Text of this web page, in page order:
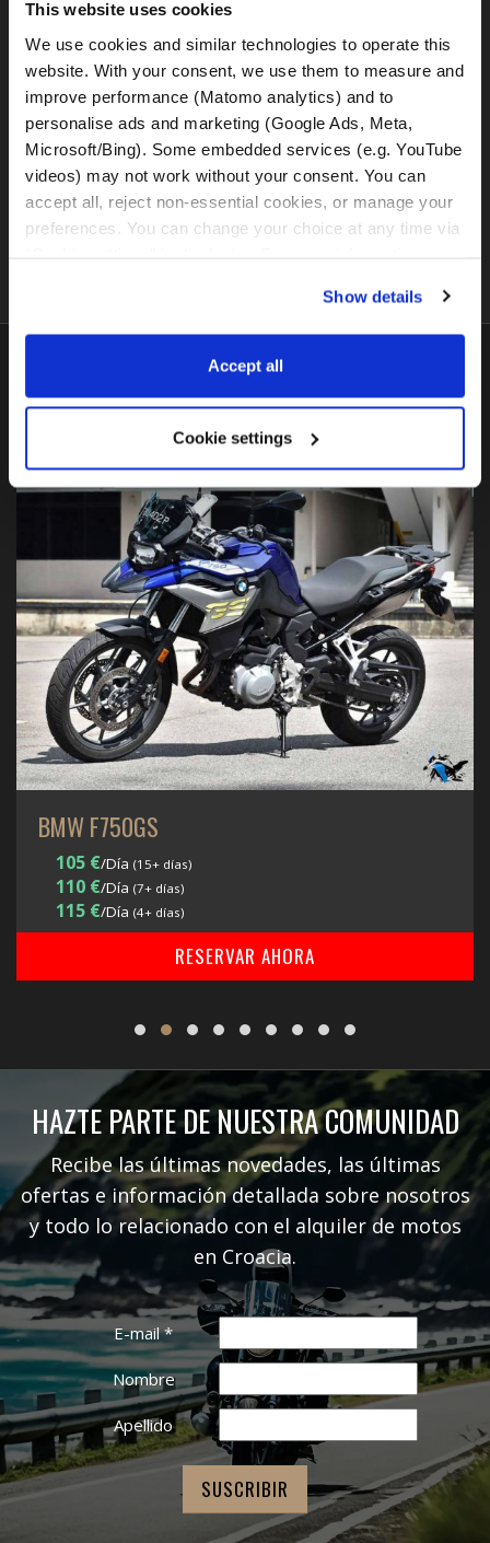
This website uses cookies
We use cookies and similar technologies to operate this
website. With your consent, we use them to measure and
improve performance (Matomo analytics) and to
personalise ads and marketing (Google Ads, Meta,
Microsoft/Bing). Some embedded services (e.g. YouTube
videos) may not work without your consent. You can
accept all, reject non-essential cookies, or manage your
preferences. You can change your choice at any time via
Show details
Accept all
Cookie settings
Detalles del alquiler de moto
Las motos máspopulares
BMW F750GS
105 €/Día (15+ días)
110 €/Día (7+ días)
115 €/Día (4+ días)
RESERVAR AHORA
HAZTE PARTE DE NUESTRA COMUNIDAD
Recibe las últimas novedades, las últimas
ofertas e información detallada sobre nosotros
y todo lo relacionado con el alquiler de motos
en Croacia.
E-mail*
Nombre
Apellido